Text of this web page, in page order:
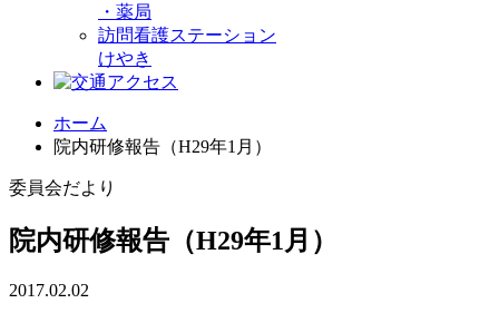
・ 薬局
訪問看護ステーション
けやき
ホーム
院内研修報告（H29年1月）
委員会だより
院内研修報告（H29年1月）
2017.02.02